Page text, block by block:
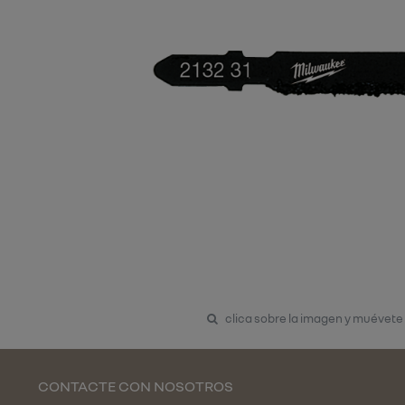
clica sobre la imagen y muévete
CONTACTE CON NOSOTROS